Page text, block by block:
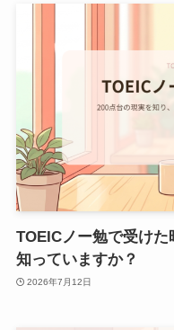
TOEICノー勉で受け
知っていますか？
2026年7月12日